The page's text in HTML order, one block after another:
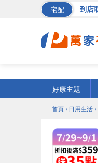
宅配 到店
好康主題
首頁 / 日用生活 /